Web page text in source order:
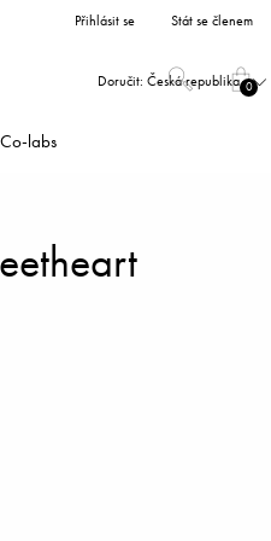
Přihlásit se Stát se členem
Doručit: Česká republika 0
Co-labs